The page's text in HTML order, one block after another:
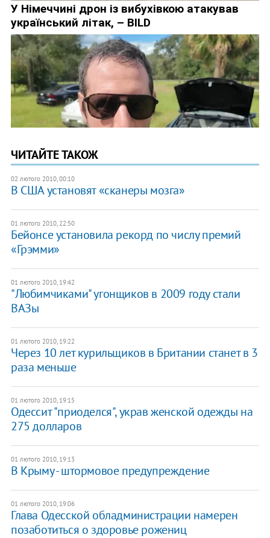
ЧИТАЙТЕ ТАКОЖ
02 лютого 2010, 00:10
В США установят «сканеры мозга»
01 лютого 2010, 22:50
Бейонсе установила рекорд по числу премий
«Грэмми»
01 лютого 2010, 19:42
"Любимчиками" угонщиков в 2009 году стали
ВАЗы
01 лютого 2010, 19:22
Через 10 лет курильщиков в Британии станет в 3
раза меньше
01 лютого 2010, 19:15
Одессит "приоделся", украв женской одежды на
275 долларов
01 лютого 2010, 19:13
В Крыму - штормовое предупреждение
01 лютого 2010, 19:06
Глава Одесской обладминистрации намерен
позаботиться о здоровье рожениц